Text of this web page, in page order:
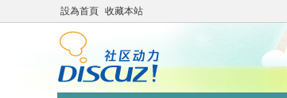
設為首頁 收藏本站